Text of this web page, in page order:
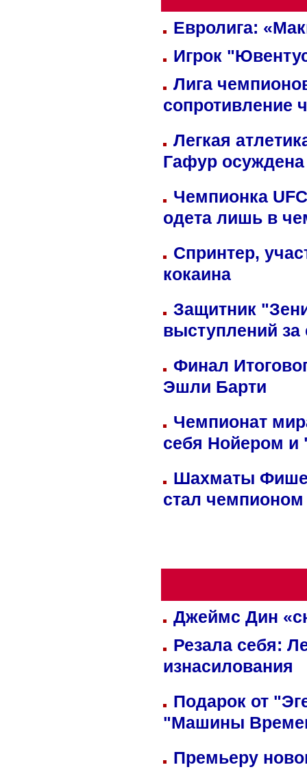
Евролига:
Игрок
Лига
сопротивление
Легкая
Гафур осуждена
Чемпионка
одета лишь в
Спринтер,
кокаина
Защитник
выступлений
Финал
Эшли Барти
Чемпионат
себя Нойером и
Шахматы
стал
Джеймс Дин
Резала себя:
изнасилования
Подарок от
"Машины
Премьеру